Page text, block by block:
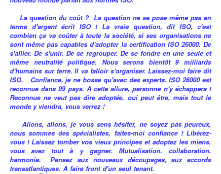
La question du coût ? La question ne se pose même pas en
terme d'argent écrit ISO ! La vraie question, dit ISO, c'est
combien ça va coûter à toute la société, si ses organisations ne
sont même pas capables d'adopter la certification ISO 26000. De
s'allier. De s'unir. De se regrouper. De se fondre en une seule et
même neutralité politique. Nous serons bientôt 9 milliards
d'humains sur terre. Il va falloir s'organiser. Laissez-moi faire dit
ISO. Confiance, je ne bosse qu'avec des experts. ISO 26000 est
reconnue dans 99 pays. A cette allure, personne n'y échappera !
Reconnue ne veut pas dire adoptée, oui peut être, mais tout le
monde y viendra, vous verrez !
Allons, allons, je vous sens hésiter, ne soyez pas peureux,
nous sommes des spécialistes, faites-moi confiance ! Libérez-
vous ! Laissez tomber vos vieux principes et adoptez les miens,
vous avez tout à y gagner. Mutualisation, collaboration,
harmonie. Pensez aux nouveaux découpages, aux accords
transatlantiques. A faire front d'un seul tenant.